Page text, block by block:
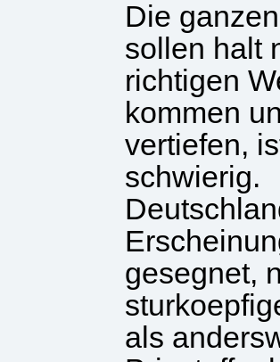
Die
sollen halt
richtigen
kommen
vertiefen,
schwierig.
gesegnet,
als